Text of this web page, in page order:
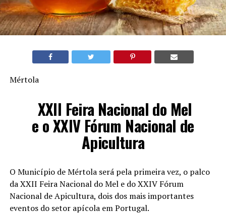
Mértola
XXII Feira Nacional do Mel
e o XXIV Fórum Nacional de
Apicultura
O Município de Mértola será pela primeira vez, o palco
da XXII Feira Nacional do Mel e do XXIV Fórum
Nacional de Apicultura, dois dos mais importantes
eventos do setor apícola em Portugal.